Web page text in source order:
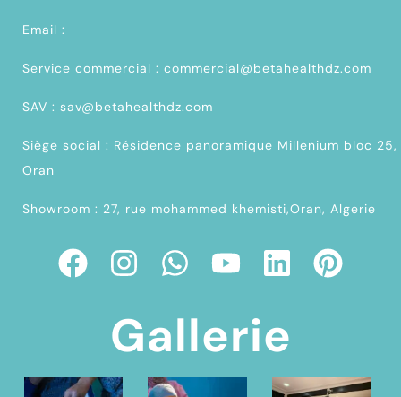
Email :
Service commercial : commercial@betahealthdz.com
SAV : sav@betahealthdz.com
Siège social : Résidence panoramique Millenium bloc 25,
Oran
Showroom : 27, rue mohammed khemisti,Oran, Algerie
Gallerie